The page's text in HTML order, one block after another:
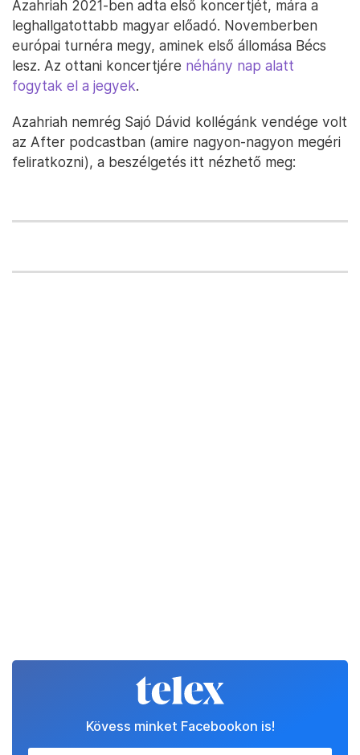
Azahriah 2021-ben adta első koncertjét, mára a
leghallgatottabb magyar előadó. Novemberben
európai turnéra megy, aminek első állomása Bécs
lesz. Az ottani koncertjére néhány nap alatt
fogytak el a jegyek.
Azahriah nemrég Sajó Dávid kollégánk vendége volt
az After podcastban (amire nagyon-nagyon megéri
feliratkozni), a beszélgetés itt nézhető meg:
Kövess minket Facebookon is!